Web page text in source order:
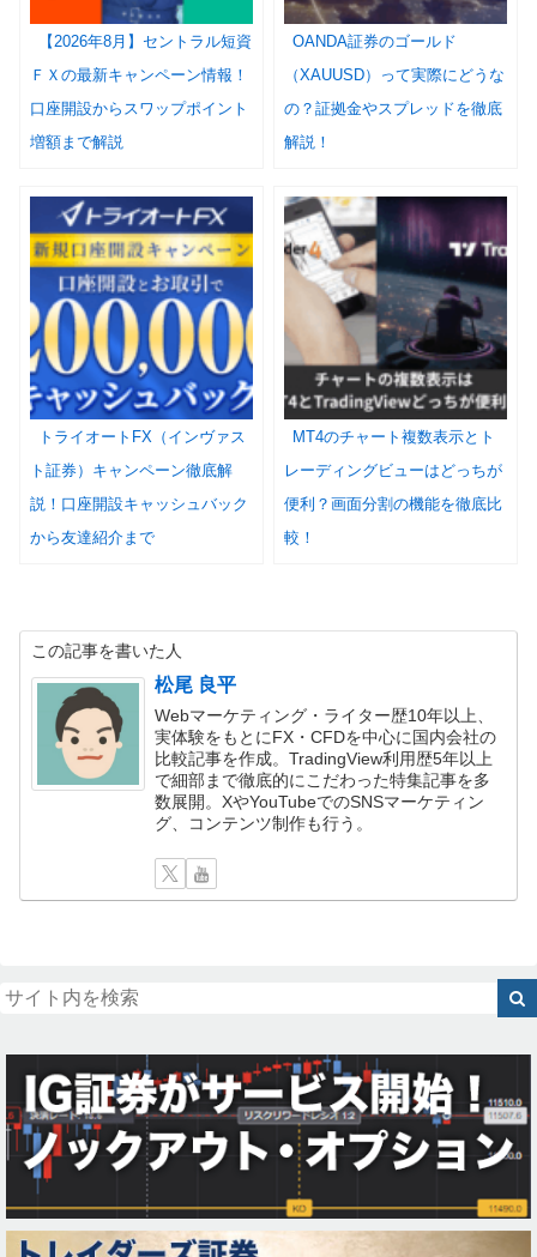
【2026年8月】セントラル短資
ＦＸの最新キャンペーン情報！
口座開設からスワップポイント
増額まで解説
OANDA証券のゴールド
（XAUUSD）って実際にどうな
の？証拠金やスプレッドを徹底
解説！
トライオートFX（インヴァス
ト証券）キャンペーン徹底解
説！口座開設キャッシュバック
から友達紹介まで
MT4のチャート複数表示とト
レーディングビューはどっちが
便利？画面分割の機能を徹底比
較！
この記事を書いた人
松尾 良平
Webマーケティング・ライター歴10年以上、
実体験をもとにFX・CFDを中心に国内会社の
比較記事を作成。TradingView利用歴5年以上
で細部まで徹底的にこだわった特集記事を多
数展開。XやYouTubeでのSNSマーケティン
グ、コンテンツ制作も行う。